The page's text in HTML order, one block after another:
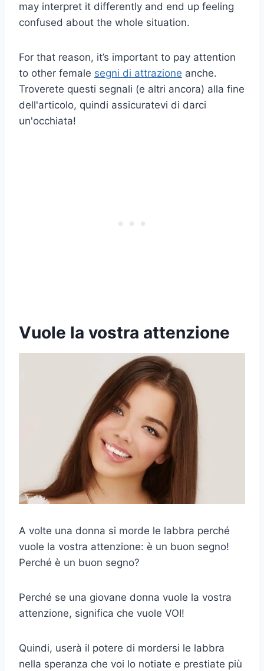
may interpret it differently and end up feeling
confused about the whole situation.
For that reason, it’s important to pay attention
to other female segni di attrazione anche.
Troverete questi segnali (e altri ancora) alla fine
dell'articolo, quindi assicuratevi di darci
un'occhiata!
Vuole la vostra attenzione
A volte una donna si morde le labbra perché
vuole la vostra attenzione: è un buon segno!
Perché è un buon segno?
Perché se una giovane donna vuole la vostra
attenzione, significa che vuole VOI!
Quindi, userà il potere di mordersi le labbra
nella speranza che voi lo notiate e prestiate più